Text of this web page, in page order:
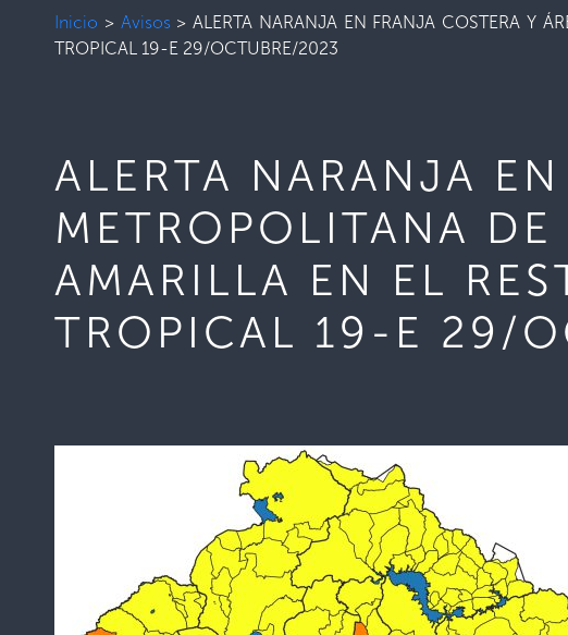
Inicio > Avisos> ALERTA NARANJA EN FRANJA COSTERA Y
TROPICAL 19-E 29/OCTUBRE/2023
ALERTA NARANJA
METROPOLITANA DE
AMARILLA EN EL
TROPICAL 19-E 29/